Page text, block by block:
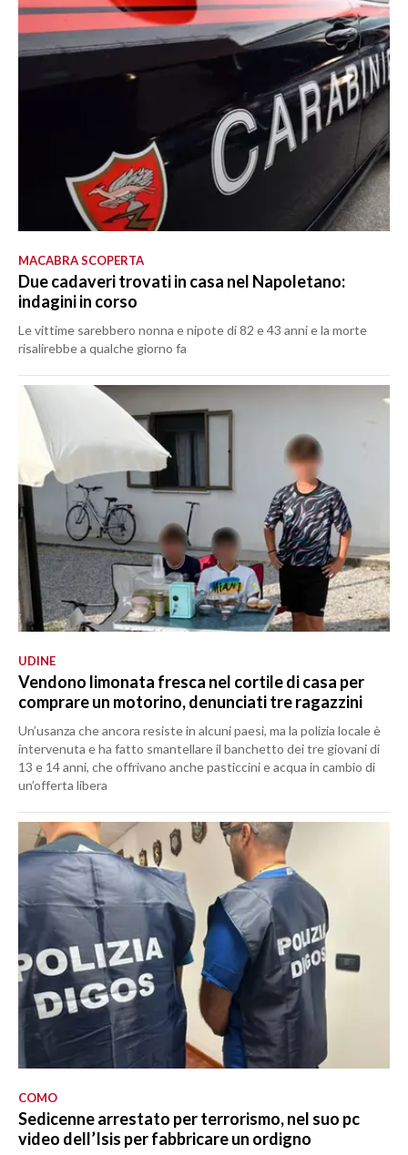
MACABRA SCOPERTA
Due cadaveri trovati in casa nel Napoletano:
indagini in corso
Le vittime sarebbero nonna e nipote di 82 e 43 anni e la morte
risalirebbe a qualche giorno fa
UDINE
Vendono limonata fresca nel cortile di casa per
comprare un motorino, denunciati tre ragazzini
Un’usanza che ancora resiste in alcuni paesi, ma la polizia locale è
intervenuta e ha fatto smantellare il banchetto dei tre giovani di
13 e 14 anni, che offrivano anche pasticcini e acqua in cambio di
un’offerta libera
COMO
Sedicenne arrestato per terrorismo, nel suo pc
video dell’Isis per fabbricare un ordigno